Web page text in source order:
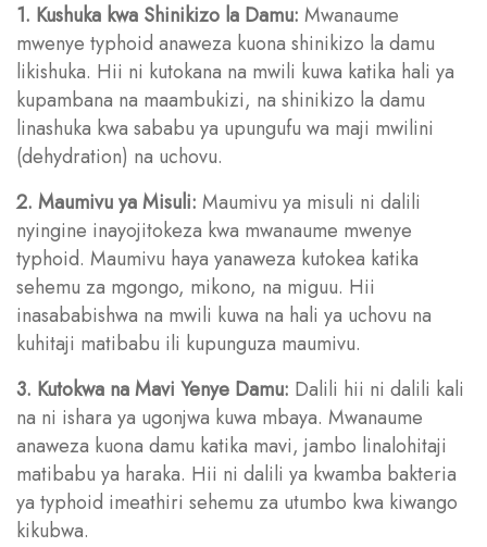
1. Kushuka kwa Shinikizo la Damu: Mwanaume
mwenye typhoid anaweza kuona shinikizo la damu
likishuka. Hii ni kutokana na mwili kuwa katika hali ya
kupambana na maambukizi, na shinikizo la damu
linashuka kwa sababu ya upungufu wa maji mwilini
(dehydration) na uchovu.
2. Maumivu ya Misuli: Maumivu ya misuli ni dalili
nyingine inayojitokeza kwa mwanaume mwenye
typhoid. Maumivu haya yanaweza kutokea katika
sehemu za mgongo, mikono, na miguu. Hii
inasababishwa na mwili kuwa na hali ya uchovu na
kuhitaji matibabu ili kupunguza maumivu.
3. Kutokwa na Mavi Yenye Damu: Dalili hii ni dalili kali
na ni ishara ya ugonjwa kuwa mbaya. Mwanaume
anaweza kuona damu katika mavi, jambo linalohitaji
matibabu ya haraka. Hii ni dalili ya kwamba bakteria
ya typhoid imeathiri sehemu za utumbo kwa kiwango
kikubwa.